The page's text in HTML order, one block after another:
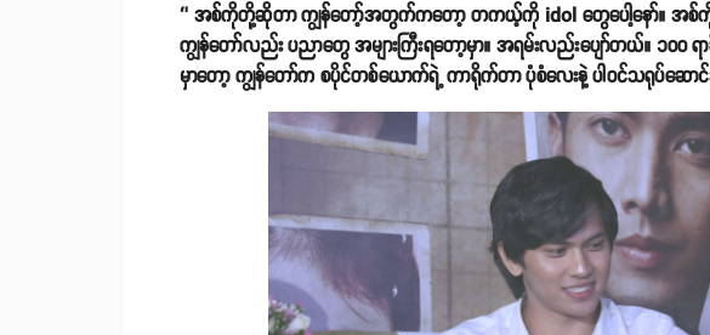
‘’ အစ်ကိုတို့ဆိုတာ ကျွန်တော့်အတွက်ကတော့ တကယ့်ကို idol တွေပေါ့နော်။
ကျွန်တော်လည်း ပညာတွေ အများကြီးရတော့မှာ။ အရမ်းလည်းပျော်တယ်။ ၁၀၀ ရ
မှာတော့ ကျွန်တော်က စပိုင်တစ်ယောက်ရဲ့ ကာရိုက်တာ ပုံစံလေးနဲ့ ပါဝင်သရုပ်ဆောင်